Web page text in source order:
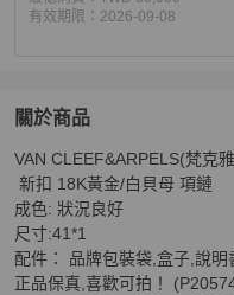
有效期限： 2026-09-08
關於商品
關於 VAN
VAN CLEEF&ARPELS(梵克
新扣 18K黃金/白貝母 項鏈
成色: 狀況良好
尺寸:41*1
配件： 品牌包裝袋,盒子,說
正品保真,喜歡可拍！